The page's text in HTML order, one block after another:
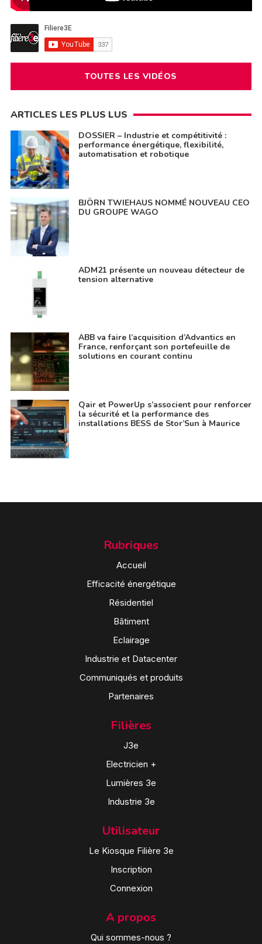
TOUTES LES VIDÉOS
ARTICLES LES PLUS LUS
DOSSIER – Industrie et compétitivité :
performance énergétique, flexibilité,
automatisation et robotique
BJÖRN TWIEHAUS NOMMÉ NOUVEAU CEO
DU GROUPE WAGO
ADM21 présente un nouveau détecteur de
tension alternative
ABB va faire l’acquisition d’Advantics en
France, renforçant son portefeuille de
solutions en courant continu
Qair et PowerUp s’associent pour renforcer
la sécurité et la performance des
installations BESS de Stor’Sun à Maurice
Rubriques
Accueil
Efficacité énergétique
Résidentiel
Bâtiment
Eclairage
Industrie et Datacenter
Communiqués et produits
Partenaires
Filières
J3e
Electricien +
Lumières 3e
Industrie 3e
Utilisateur
Le Kiosque Filière 3e
Inscription
Connexion
A propos
Qui sommes-nous ?